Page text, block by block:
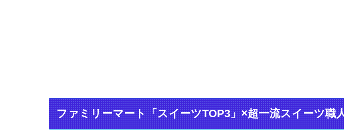
ファミリーマート「スイーツTOP3」×超一流スイーツ職